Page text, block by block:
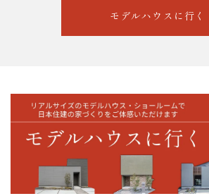
モデルハウスに行く